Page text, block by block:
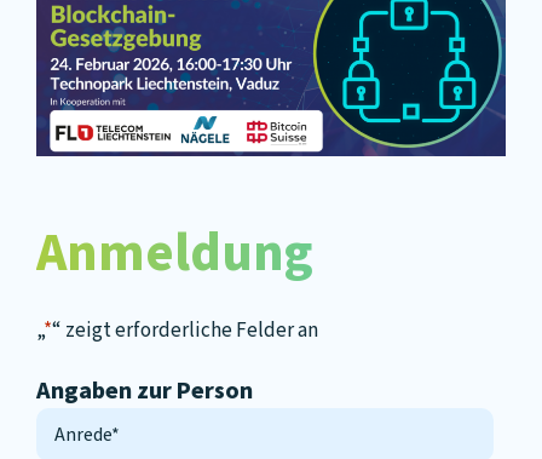
Anmeldung
„*“ zeigt erforderliche Felder an
Angaben zur Person
Anrede *